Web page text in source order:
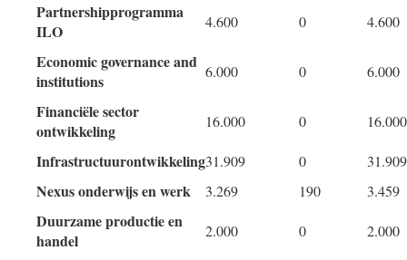
Partnershipprogramma
ILO
4.600 0 4.600
Economic governance and
institutions
6.000 0 6.000
Financiële sector
ontwikkeling
16.000 0 16.000
Infrastructuurontwikkeling31.909 0 31.909
Nexus onderwijs en werk 3.269 190 3.459
Duurzame productie en
handel
2.000 0 2.000